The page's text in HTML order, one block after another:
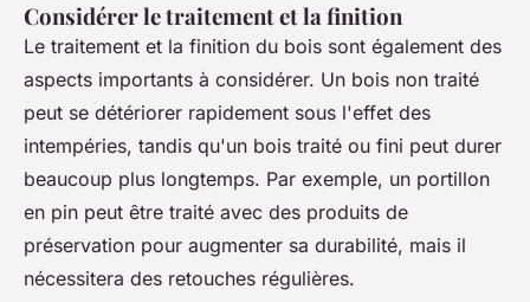
Considérer le traitement et la finition
Le traitement et la finition du bois sont également des
aspects importants à considérer. Un bois non traité
peut se détériorer rapidement sous l'effet des
intempéries, tandis qu'un bois traité ou fini peut durer
beaucoup plus longtemps. Par exemple, un portillon
en pin peut être traité avec des produits de
préservation pour augmenter sa durabilité, mais il
nécessitera des retouches régulières.